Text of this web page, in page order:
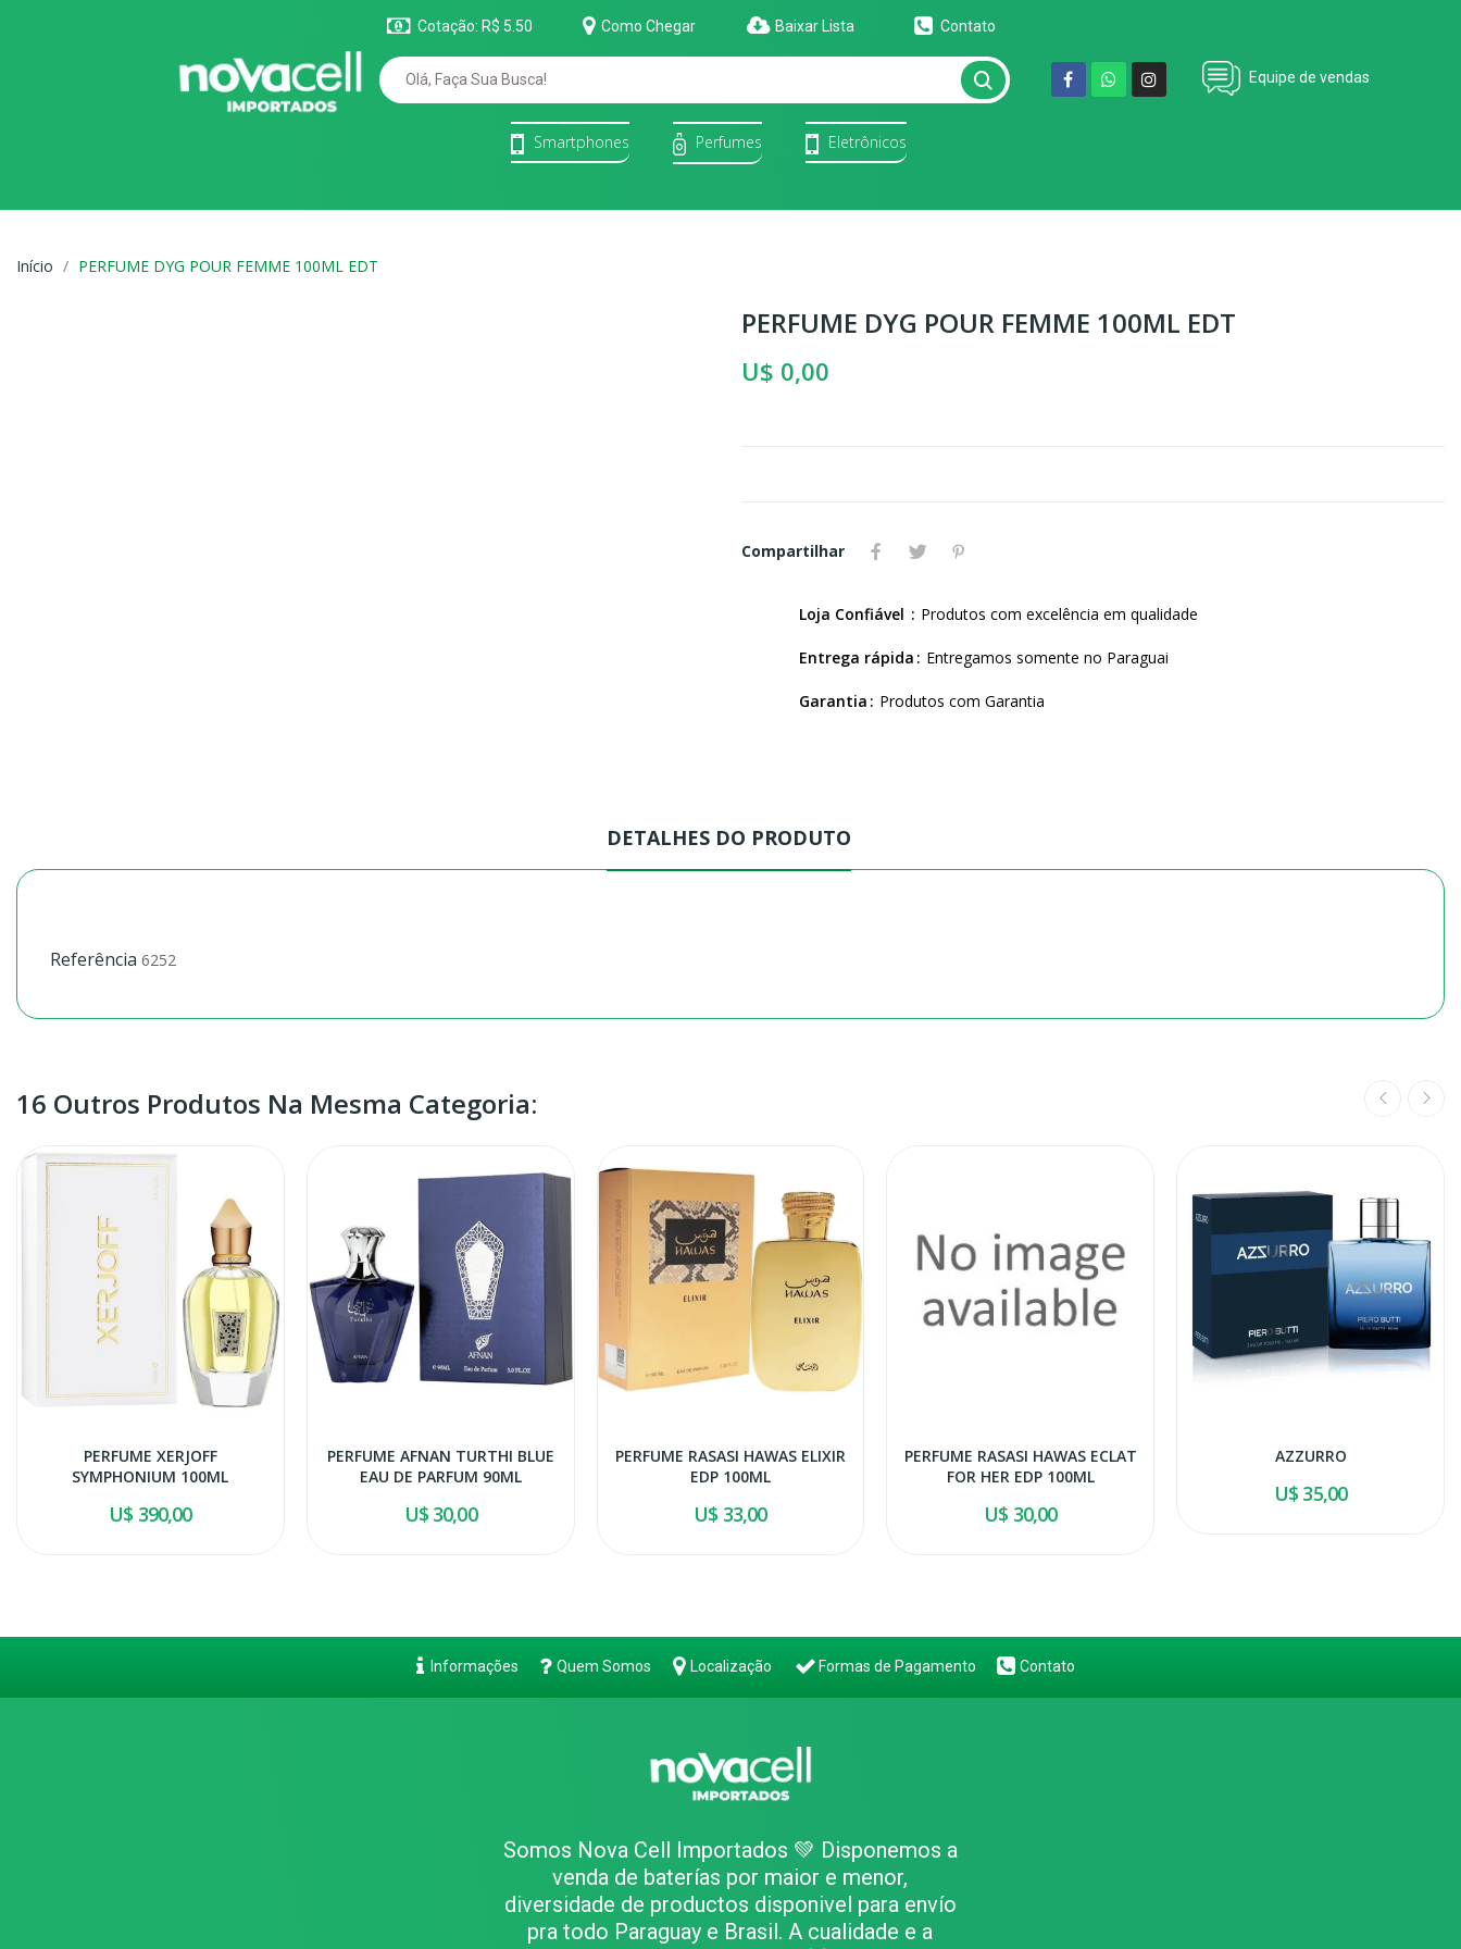
Cotação: R$ 5.50 Como Chegar Baixar Lista Contato
Equipe de vendas
Smartphones Perfumes Eletrônicos
Início PERFUME DYG POUR FEMME 100ML EDT
PERFUME DYG POUR FEMME 100ML EDT
U$ 0,00
Compartilhar
Loja Confiável Produtos com excelência em qualidade
Entrega rápida Entregamos somente no Paraguai
Garantia Produtos com Garantia
DETALHES DO PRODUTO
Referência 6252
16 Outros Produtos Na Mesma Categoria:
PERFUME XERJOFF
SYMPHONIUM 100ML
U$ 390,00
PERFUME AFNAN TURTHI BLUE
EAU DE PARFUM 90ML
U$ 30,00
PERFUME RASASI HAWAS ELIXIR
EDP 100ML
U$ 33,00
PERFUME RASASI HAWAS ECLAT
FOR HER EDP 100ML
U$ 30,00
AZZURRO
U$ 35,00
Informações Quem Somos Localização Formas de Pagamento Contato
Somos Nova Cell Importados 💚 Disponemos a
venda de baterías por maior e menor,
diversidade de productos disponivel para envío
pra todo Paraguay e Brasil. A cualidade e a